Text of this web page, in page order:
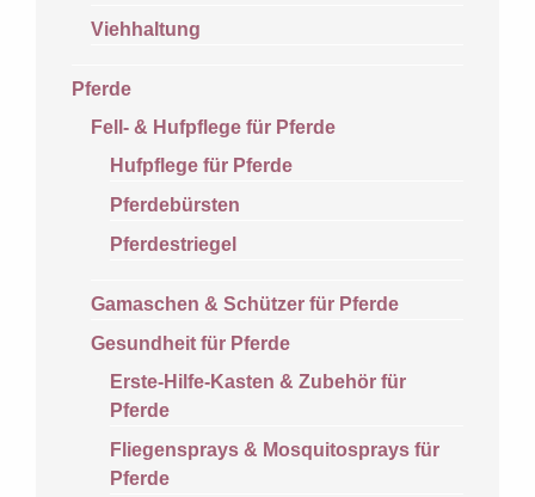
Viehhaltung
Pferde
Fell- & Hufpflege für Pferde
Hufpflege für Pferde
Pferdebürsten
Pferdestriegel
Gamaschen & Schützer für Pferde
Gesundheit für Pferde
Erste-Hilfe-Kasten & Zubehör für
Pferde
Fliegensprays & Mosquitosprays für
Pferde